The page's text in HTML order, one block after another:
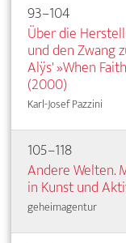
93–104
Über die
und den Zwang
Alÿs' »When
(2000)
Karl-Josef Pazzini
105–118
Andere Welten.
in Kunst und
geheimagentur